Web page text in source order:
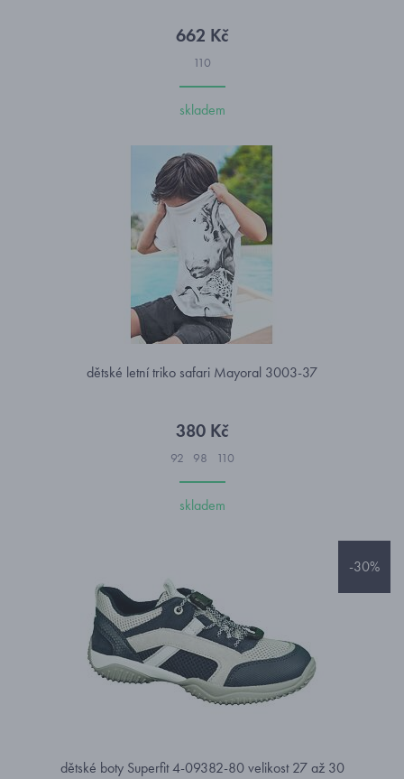
662 Kč
110
skladem
dětské letní triko safari Mayoral 3003-37
380 Kč
92 98 110
skladem
-30%
dětské boty Superfit 4-09382-80 velikost 27 až 30